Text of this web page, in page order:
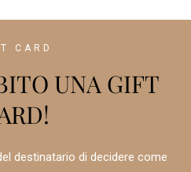
CARD
UNA GIFT
destinatario di decidere come